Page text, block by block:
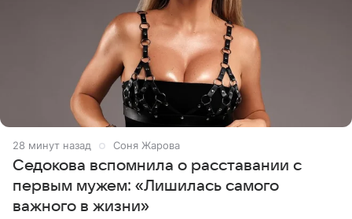
28 минут назад Соня Жарова
Седокова вспомнила о расставании с
первым мужем: «Лишилась самого
важного в жизни»